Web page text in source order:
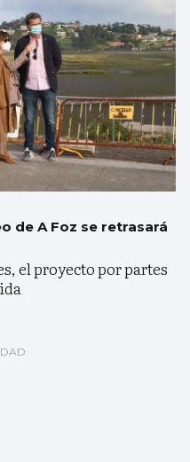
de A Foz se retrasará
el proyecto por partes